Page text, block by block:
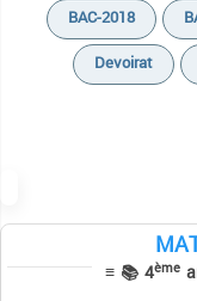
BAC-2018
Devoirat
≡ 📚 4ème
Devoirs
Cours
Sujets BAC
Résumés
Séries
Cours
Devoirs
Epreuves
Séries
Autres